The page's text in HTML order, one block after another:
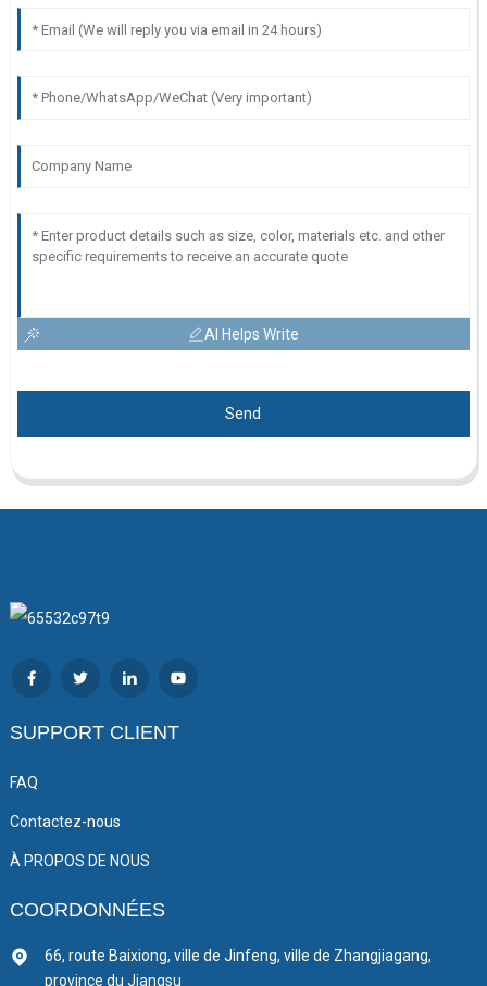
AI Helps Write
Send
SUPPORT CLIENT
FAQ
Contactez-nous
À PROPOS DE NOUS
COORDONNÉES
66, route Baixiong, ville de Jinfeng, ville de Zhangjiagang,
province du Jiangsu